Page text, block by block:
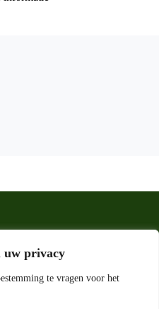
uw privacy
te vragen voor het